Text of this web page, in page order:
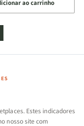
quantidade
de
|
ao carrinho
Estes indicadores
nosso site com